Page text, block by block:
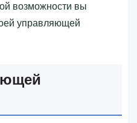
возможности вы
управляющей